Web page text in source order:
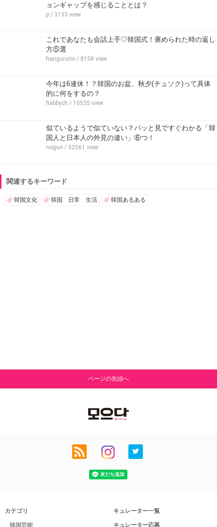
ョンギャップを感じることとは？
p / 3133 view
これであなたも会話上手♡韓国式！褒められた時の返し
方⑤選
hangurumi / 8158 view
今年は6連休！？韓国のお盆、秋夕(チュソク)って具体
的に何をするの？
habbych / 10535 view
似ているようで似ていない？パッと見ですぐわかる「韓
国人と日本人の外見の違い」⑥つ！
noguri / 52561 view
関連するキーワード
韓国文化 韓国 日常 生活 韓国あるある
ページの先頭へ
カテゴリ
韓国芸能
キュレーター一覧
キュレーター応募